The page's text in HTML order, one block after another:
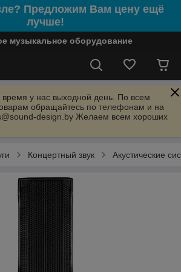
Предложим Вам цену ещё
лучше!
музыкальное оборудование
у нас выходной день. По всем
обращайтесь по телефонам и на
design.by Желаем всем хороших
Концертный звук Акустические